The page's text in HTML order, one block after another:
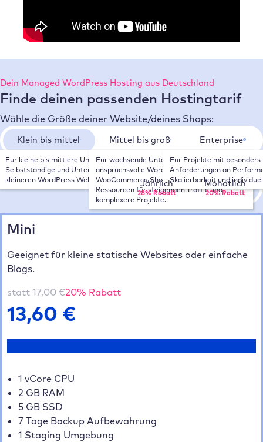
Dein Managed WordPress Hosting aus Deutschland
Finde deinen passenden Hostingtarif
Wähle die Größe deiner Website/deines Shops:
Klein bis mittel
Für kleine bis mittlere Unternehmen,
Selbstständige und Unternehmen mit
kleineren WordPress Websites.
Mittel bis groß
Für wachsende Unternehmen,
anspruchsvolle WordPress Websites und
WooCommerce Shops. Mehr Leistung und
Ressourcen für steigenden Traffic und
komplexere Projekte.
Enterprise
Für Projekte mit besonders
Anforderungen an
Skalierbarkeit und
Wähle deinen Zahlungsrhythmus:
Jährlich
28% Rabatt
Monatlich
20% Rabatt
Mini
Geeignet für kleine statische Websites oder einfache
Blogs.
statt17,00€20% Rabatt
13,60 €
1 vCore CPU
2 GB RAM
5 GB SSD
7 Tage Backup Aufbewahrung
1 Staging Umgebung